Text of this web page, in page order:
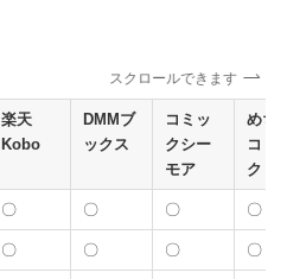
スクロールできます
楽天
Kobo
DMMブ
ックス
コミッ
クシー
モア
めち
コミ
ク
〇 〇 〇 〇
〇 〇 〇 〇